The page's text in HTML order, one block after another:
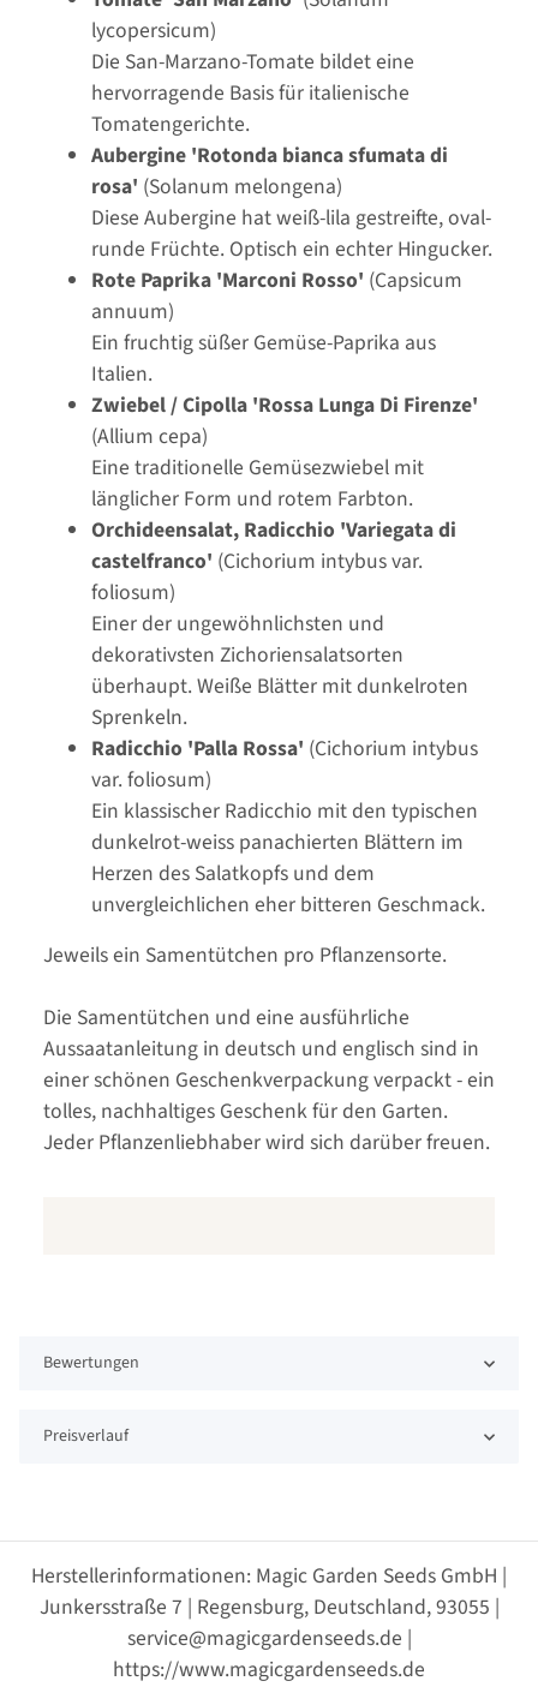
lycopersicum)
Die San-Marzano-Tomate bildet eine
hervorragende Basis für italienische
Tomatengerichte.
Aubergine 'Rotonda bianca sfumata di
rosa' (Solanum melongena)
Diese Aubergine hat weiß-lila gestreifte, oval-
runde Früchte. Optisch ein echter Hingucker.
Rote Paprika 'Marconi Rosso' (Capsicum
annuum)
Ein fruchtig süßer Gemüse-Paprika aus
Italien.
Zwiebel / Cipolla 'Rossa Lunga Di Firenze'
(Allium cepa)
Eine traditionelle Gemüsezwiebel mit
länglicher Form und rotem Farbton.
Orchideensalat, Radicchio 'Variegata di
castelfranco' (Cichorium intybus var.
foliosum)
Einer der ungewöhnlichsten und
dekorativsten Zichoriensalatsorten
überhaupt. Weiße Blätter mit dunkelroten
Sprenkeln.
Radicchio 'Palla Rossa' (Cichorium intybus
var. foliosum)
Ein klassischer Radicchio mit den typischen
dunkelrot-weiss panachierten Blättern im
Herzen des Salatkopfs und dem
unvergleichlichen eher bitteren Geschmack.
Jeweils ein Samentütchen pro Pflanzensorte.
Die Samentütchen und eine ausführliche
Aussaatanleitung in deutsch und englisch sind in
einer schönen Geschenkverpackung verpackt - ein
tolles, nachhaltiges Geschenk für den Garten.
Jeder Pflanzenliebhaber wird sich darüber freuen.
Bewertungen
Preisverlauf
Herstellerinformationen: Magic Garden Seeds GmbH |
Junkersstraße 7 | Regensburg, Deutschland, 93055 |
service@magicgardenseeds.de |
https://www.magicgardenseeds.de